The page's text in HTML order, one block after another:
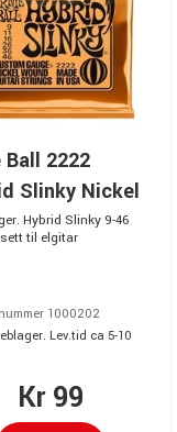
Ball 2222
Slinky Nickel
Hybrid Slinky 9-46
til elgitar
1000202
Lev.tid ca 5-10
Kr 99